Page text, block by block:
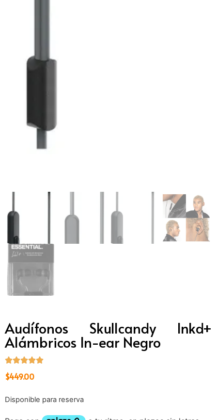
Audífonos Skullcandy Inkd+
Alámbricos In-ear Negro
$449.00
Disponible para reserva